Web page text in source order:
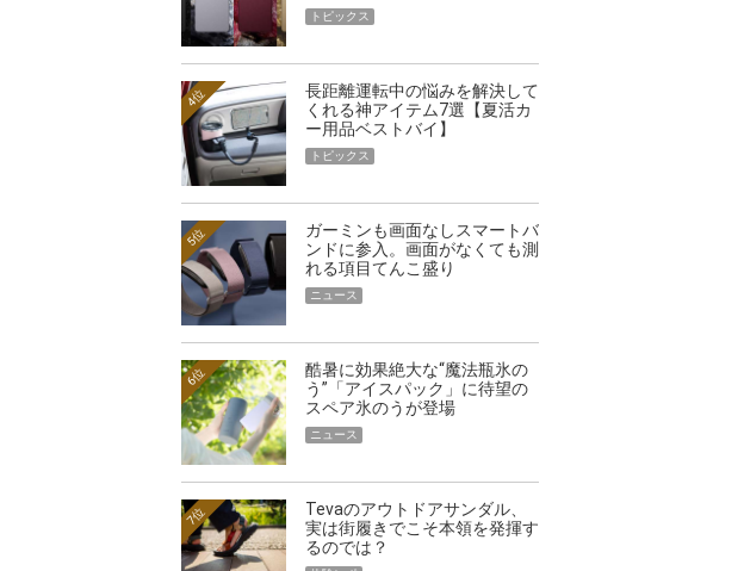
トピックス
長距離運転中の悩みを解決して
くれる神アイテム7選【夏活カ
ー用品ベストバイ】
4位
トピックス
ガーミンも画面なしスマートバ
ンドに参入。画面がなくても測
れる項目てんこ盛り
5位
ニュース
酷暑に効果絶大な“魔法瓶氷の
う”「アイスパック」に待望の
スペア氷のうが登場
6位
ニュース
Tevaのアウトドアサンダル、
実は街履きでこそ本領を発揮す
るのでは？
7位